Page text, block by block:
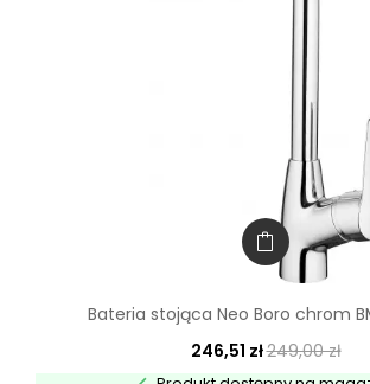
Bateria stojąca Neo Boro chrom
246,51 zł249,00 zł